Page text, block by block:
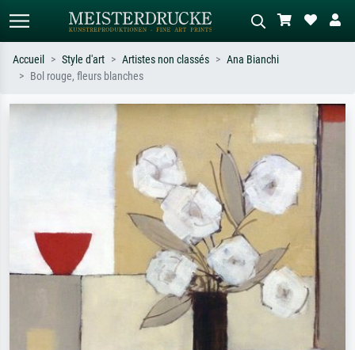
impressionnisme, vague de Hokusai,
Décrivez la scène – ex. prairie verte,
abstrait avec beaucoup de rouge,
tableau sombre, nu debout près d'un
arbre.
Accueil Style d'art Artistes non classés
Ana Bianchi
Bol rouge, fleurs blanches